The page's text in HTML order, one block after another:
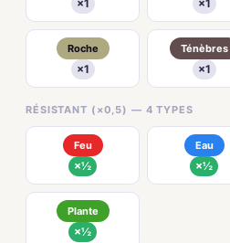
×1 ×1
Roche
×1
Ténèbres
×1
RÉSISTANT (×0,5) — 4 TYPES
Feu
×½
Eau
×½
Plante
×½